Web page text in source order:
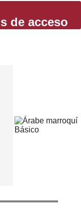
de acceso